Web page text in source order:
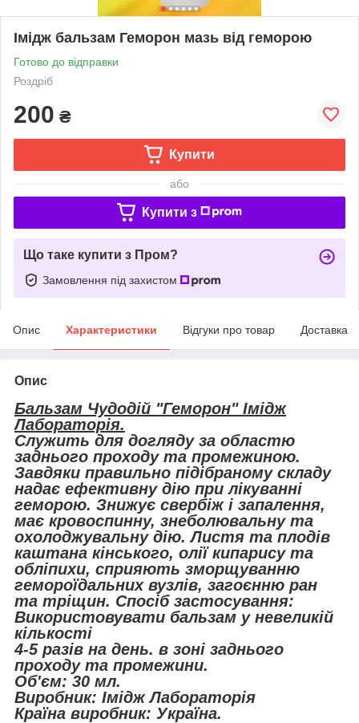
Імідж бальзам Геморон мазь від геморою
Готово до відправки
Роздріб
200 ₴
Купити
або
Купити з
Що таке купити з Пром?
Замовлення під захистом
Опис Характеристики Відгуки про товар Доставка
Опис
Бальзам Чудодій "Геморон" Імідж
Лабораторія.
Служить для догляду за областю
заднього проходу та промежиною.
Завдяки правильно підібраному складу
надає ефективну дію при лікуванні
геморою. Знижує свербіж і запалення,
має кровоспинну, знеболювальну та
охолоджувальну дію. Листя та плодів
каштана кінського, олії кипарису та
обліпихи, сприяють зморщуванню
гемороїдальних вузлів, загоєнню ран
та тріщин. Спосіб застосування:
Використовувати бальзам у невеликій
кількості
4-5 разів на день. в зоні заднього
проходу та промежини.
Об'єм: 30 мл.
Виробник: Імідж Лабораторія
Країна виробник: Україна.